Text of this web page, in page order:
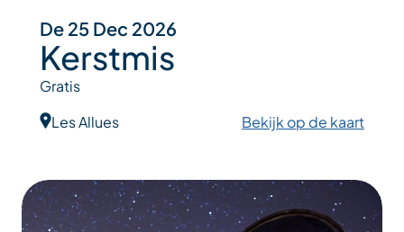
De 25 Dec 2026
Kerstmis
Gratis
Les Allues
Bekijk op de kaart